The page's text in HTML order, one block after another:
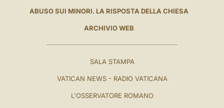
ABUSO SUI MINORI. LA RISPOSTA DELLA CHIESA
ARCHIVIO WEB
SALA STAMPA
VATICAN NEWS - RADIO VATICANA
L'OSSERVATORE ROMANO